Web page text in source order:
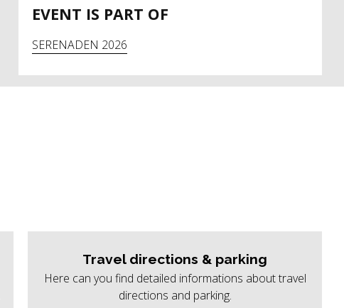
EVENT IS PART OF
SERENADEN 2026
Travel directions & parking
Here can you find detailed informations about travel
directions and parking.